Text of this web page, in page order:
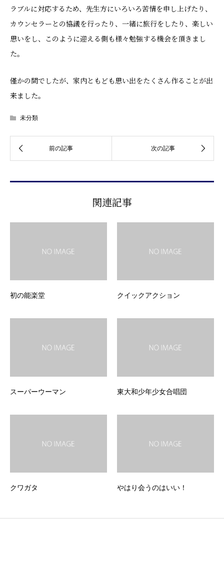
ラブルに対応するため、先生方にいろいろ苦情を申し上げたり、
カウンセラーとの協議を行ったり、一緒に旅行をしたり、楽しい
思いをし、このように迎える側も様々勉強する機会を頂きまし
た。
僅かの間でしたが、家内ともども思い出をたくさん作ることが出
来ました。
未分類
関連記事
初の能楽堂 クイックアクション
スーパーウーマン 東大和少年少女合唱団
クワガタ やはり会うのはいい！